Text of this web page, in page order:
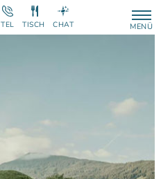
MENÜ
TEL TISCH CHAT
Next